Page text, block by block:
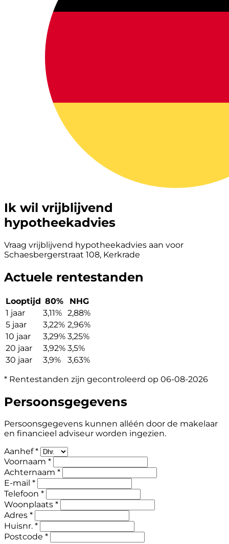
Ik wil vrijblijvend
hypotheekadvies
Vraag vrijblijvend hypotheekadvies aan voor
Schaesbergerstraat 108, Kerkrade
Actuele rentestanden
Looptijd 80%
NHG
1 jaar
3,11% 2,88%
5 jaar
3,22% 2,96%
10 jaar
3,29% 3,25%
20 jaar
3,92% 3,5%
30 jaar
3,9%
3,63%
* Rentestanden zijn gecontroleerd op 06-08-2026
Persoonsgegevens
Persoonsgegevens kunnen alléén door de makelaar
en financieel adviseur worden ingezien.
Aanhef *
Voornaam *
Achternaam *
E-mail *
Telefoon *
Woonplaats *
Adres *
Huisnr. *
Postcode *